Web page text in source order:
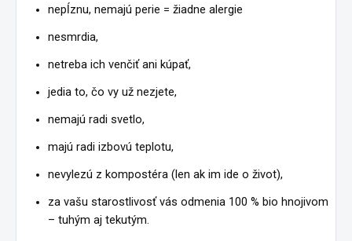
nepĺznu, nemajú perie = žiadne alergie
nesmrdia,
netreba ich venčiť ani kúpať,
jedia to, čo vy už nezjete,
nemajú radi svetlo,
majú radi izbovú teplotu,
nevylezú z kompostéra (len ak im ide o život),
za vašu starostlivosť vás odmenia 100 % bio hnojivom
– tuhým aj tekutým.